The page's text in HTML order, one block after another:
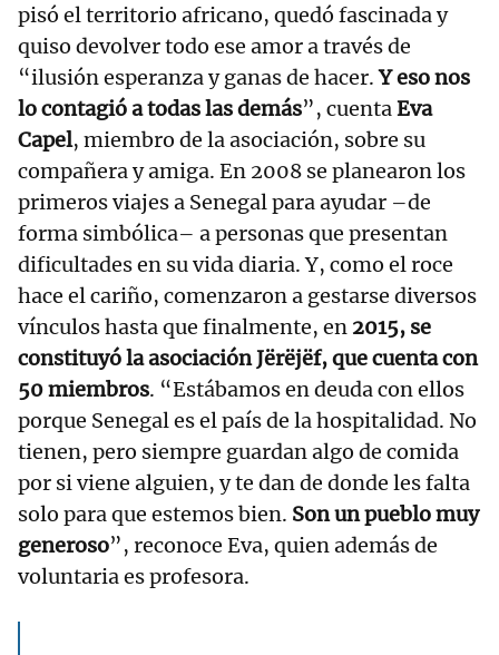
pisó el territorio africano, quedó fascinada y
quiso devolver todo ese amor a través de
“ilusión esperanza y ganas de hacer.Y eso nos
lo contagió a todas las demás”, cuentaEva
Capel, miembro de la asociación, sobre su
compañera y amiga. En 2008 se planearon los
primeros viajes a Senegal para ayudar –de
forma simbólica– a personas que presentan
dificultades en su vida diaria. Y, como el roce
hace el cariño, comenzaron a gestarse diversos
vínculos hasta que finalmente, en 2015, se
constituyó la asociación Jërëjëf, que cuenta con
50 miembros. “Estábamos en deuda con ellos
porque Senegal es el país de la hospitalidad. No
tienen, pero siempre guardan algo de comida
por si viene alguien, y te dan de donde les falta
solo para que estemos bien. Son un pueblo muy
generoso”, reconoce Eva, quien además de
voluntaria es profesora.